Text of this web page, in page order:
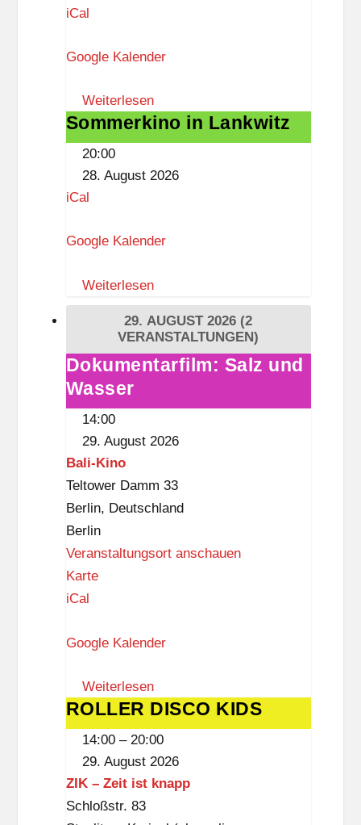
l
ß
,
3
)
s
a
a
g
n
w
i
z
iCal
Google Kalender
Weiterlesen
Sommerkino
in
Lankwitz
Sommerkino in Lankwitz
20:00
28. August 2026
iCal
Google Kalender
Weiterlesen
29. AUGUST 2026 (2
VERANSTALTUNGEN)
Dokumentarfilm:
Salz
und
Dokumentarfilm: Salz und
Wasser
14:00
29. August 2026
Bali-Kino
Teltower Damm 33
Berlin, Deutschland
Berlin
Veranstaltungsort anschauen
KarteB
i
K
i
n
iCal
Google Kalender
Weiterlesen
ROLLER
DISCO
ROLLER DISCO KIDS
14:00 – 20:00
29. August 2026
ZIK – Zeit ist knapp
Schloßstr. 83